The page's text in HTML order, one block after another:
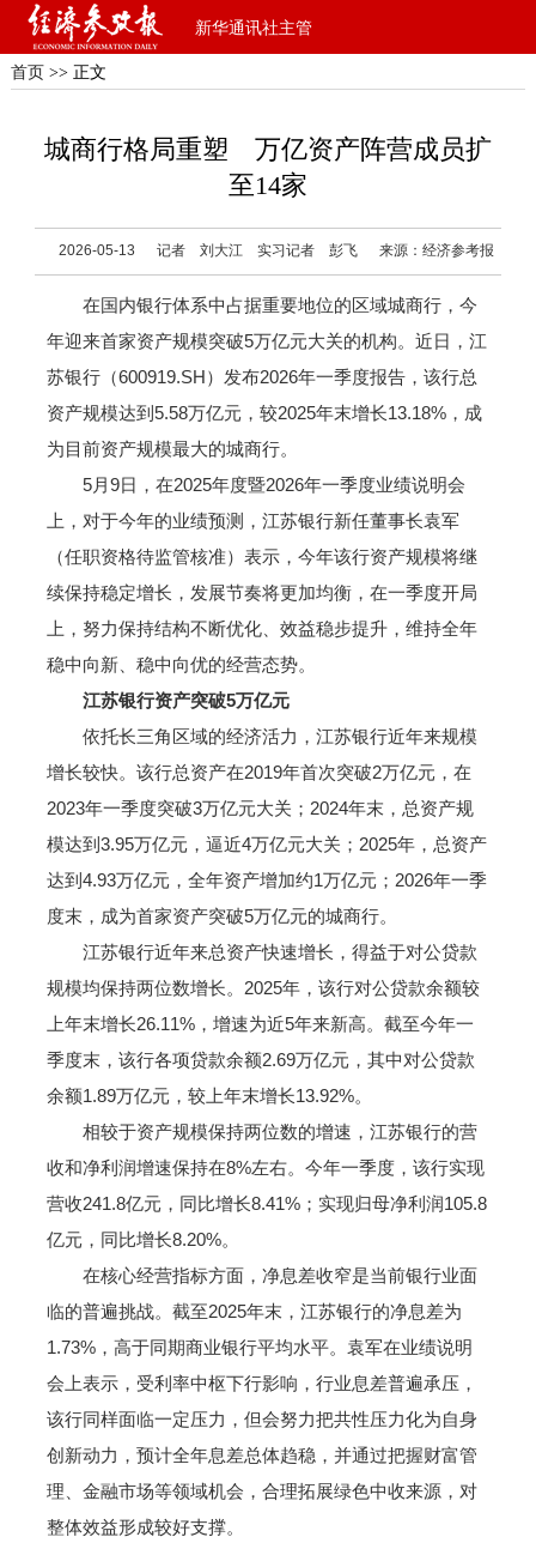
新华通讯社主管
首页 >> 正文
城商行格局重塑 万亿资产阵营成员扩
至14家
2026-05-13 记者 刘大江 实习记者 彭飞 来源：经济参考报
在国内银行体系中占据重要地位的区域城商行，今
年迎来首家资产规模突破5万亿元大关的机构。近日，江
苏银行（600919.SH）发布2026年一季度报告，该行总
资产规模达到5.58万亿元，较2025年末增长13.18%，成
为目前资产规模最大的城商行。
5月9日，在2025年度暨2026年一季度业绩说明会
上，对于今年的业绩预测，江苏银行新任董事长袁军
（任职资格待监管核准）表示，今年该行资产规模将继
续保持稳定增长，发展节奏将更加均衡，在一季度开局
上，努力保持结构不断优化、效益稳步提升，维持全年
稳中向新、稳中向优的经营态势。
江苏银行资产突破5万亿元
依托长三角区域的经济活力，江苏银行近年来规模
增长较快。该行总资产在2019年首次突破2万亿元，在
2023年一季度突破3万亿元大关；2024年末，总资产规
模达到3.95万亿元，逼近4万亿元大关；2025年，总资产
达到4.93万亿元，全年资产增加约1万亿元；2026年一季
度末，成为首家资产突破5万亿元的城商行。
江苏银行近年来总资产快速增长，得益于对公贷款
规模均保持两位数增长。2025年，该行对公贷款余额较
上年末增长26.11%，增速为近5年来新高。截至今年一
季度末，该行各项贷款余额2.69万亿元，其中对公贷款
余额1.89万亿元，较上年末增长13.92%。
相较于资产规模保持两位数的增速，江苏银行的营
收和净利润增速保持在8%左右。今年一季度，该行实现
营收241.8亿元，同比增长8.41%；实现归母净利润105.8
亿元，同比增长8.20%。
在核心经营指标方面，净息差收窄是当前银行业面
临的普遍挑战。截至2025年末，江苏银行的净息差为
1.73%，高于同期商业银行平均水平。袁军在业绩说明
会上表示，受利率中枢下行影响，行业息差普遍承压，
该行同样面临一定压力，但会努力把共性压力化为自身
创新动力，预计全年息差总体趋稳，并通过把握财富管
理、金融市场等领域机会，合理拓展绿色中收来源，对
整体效益形成较好支撑。